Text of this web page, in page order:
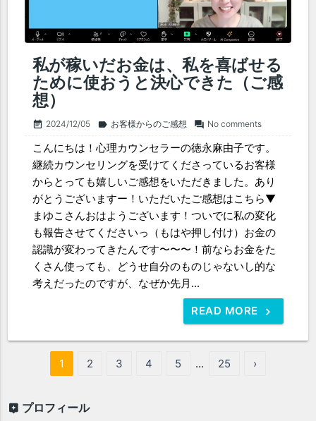
私が稼いだお金は、私を喜ばせる
ために使おうと決心できた（ご感
想）
event_note 2024/12/05 label お客様からのご感想 forum No comments
こんにちは！心理カウンセラーの徳永麻由子です。
継続カウンセリングを受けてくださっているお客様
からとっても嬉しいご感想をいただきました。あり
がとうございますー！いただいたご感想はこちら▼
まゆこさんおはようございます！ついでに私の変化
も報告させてくださいっ（もはや押し付け）お金の
認識が変わってきたんです〜〜〜！前ならお金をた
くさん使っても、どうせ自分のものじゃないし的な
考えだったのですが、なぜか先月...
READ MORE
1 2 3 4 5 ... 25 ›
プロフィール